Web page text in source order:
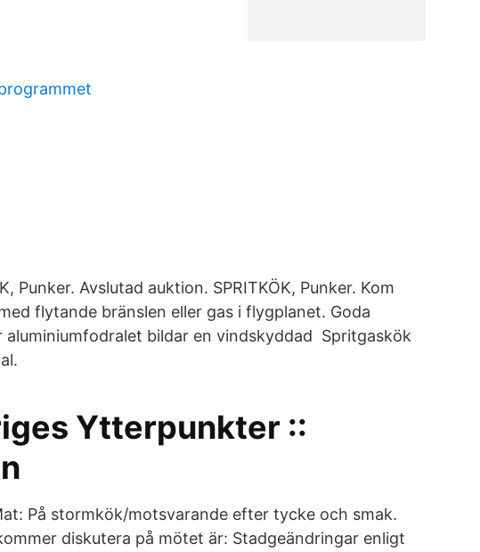
Punker. Avslutad auktion. SPRITKÖK, Punker. Kom
flytande bränslen eller gas i flygplanet. Goda
bildar en vindskyddad Spritgaskök
Ytterpunkter ::
På stormkök/motsvarande efter tycke och smak.
diskutera på mötet är: Stadgeändringar enligt